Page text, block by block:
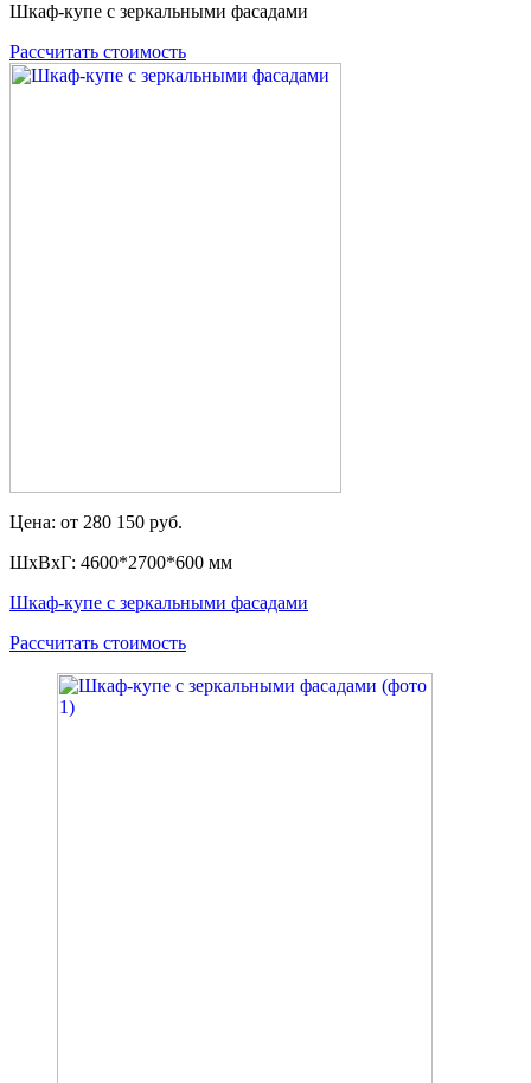
Шкаф-купе с зеркальными фасадами
Рассчитать стоимость
Цена: от 280 150 руб.
ШxВxГ: 4600*2700*600 мм
Шкаф-купе с зеркальными фасадами
Рассчитать стоимость